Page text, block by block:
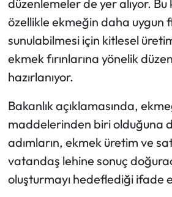
düzenlemeler de yer alıyor.
özellikle ekmeğin daha uygun
sunulabilmesi için kitlesel
ekmek fırınlarına yönelik
hazırlanıyor.
Bakanlık açıklamasında,
maddelerinden biri olduğuna
adımların, ekmek üretim ve
vatandaş lehine sonuç
oluşturmayı hedeflediği ifade